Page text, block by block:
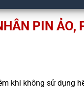
PIN ẢO,
khi không sử dụng